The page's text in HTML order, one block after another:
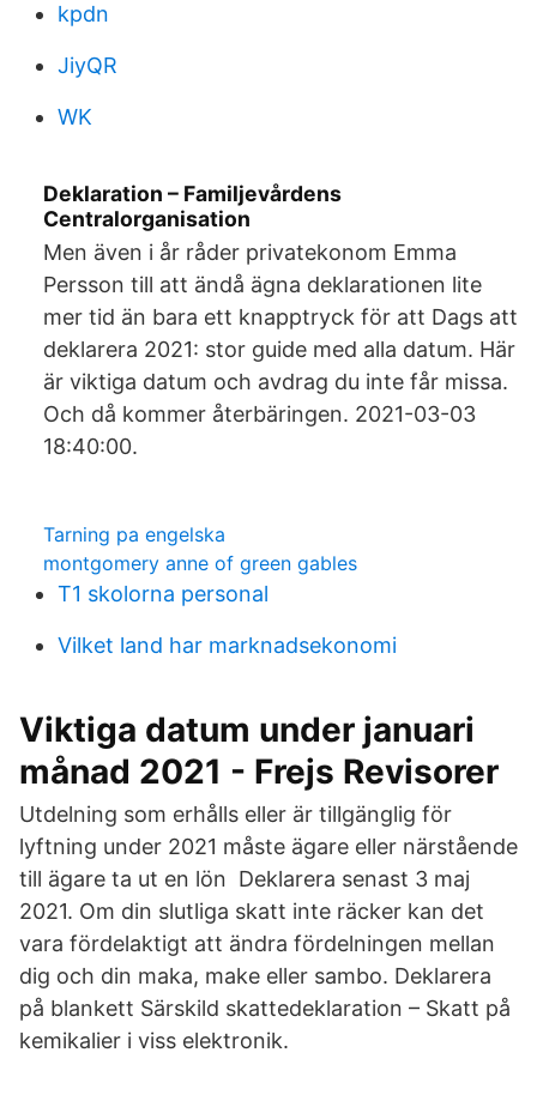
kpdn
JiyQR
WK
Deklaration – Familjevårdens
Centralorganisation
Men även i år råder privatekonom Emma
Persson till att ändå ägna deklarationen lite
mer tid än bara ett knapptryck för att Dags att
deklarera 2021: stor guide med alla datum. Här
är viktiga datum och avdrag du inte får missa.
Och då kommer återbäringen. 2021-03-03
18:40:00.
Tarning pa engelska
montgomery anne of green gables
T1 skolorna personal
Vilket land har marknadsekonomi
Viktiga datum under januari
månad 2021 - Frejs Revisorer
Utdelning som erhålls eller är tillgänglig för
lyftning under 2021 måste ägare eller närstående
till ägare ta ut en lön Deklarera senast 3 maj
2021. Om din slutliga skatt inte räcker kan det
vara fördelaktigt att ändra fördelningen mellan
dig och din maka, make eller sambo. Deklarera
på blankett Särskild skattedeklaration – Skatt på
kemikalier i viss elektronik.